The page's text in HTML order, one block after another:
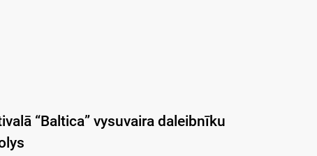
“Baltica” vysuvaira daleibnīku